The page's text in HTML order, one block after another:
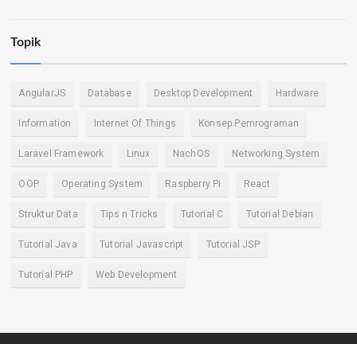
Topik
AngularJS Database Desktop Development Hardware
Information Internet Of Things Konsep Pemrograman
Laravel Framework Linux NachOS Networking System
OOP Operating System Raspberry Pi React
Struktur Data Tips n Tricks Tutorial C Tutorial Debian
Tutorial Java Tutorial Javascript Tutorial JSP
Tutorial PHP Web Development